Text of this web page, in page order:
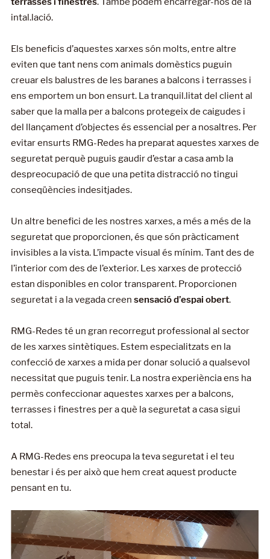
intal.lació.
Els beneficis d’aquestes xarxes són molts, entre altre
eviten que tant nens com animals domèstics puguin
creuar els balustres de les baranes a balcons i terrasses i
ens emportem un bon ensurt. La tranquil.litat del client al
saber que la malla per a balcons protegeix de caigudes i
del llançament d’objectes és essencial per a nosaltres. Per
evitar ensurts RMG-Redes ha preparat aquestes xarxes de
seguretat perquè puguis gaudir d’estar a casa amb la
despreocupació de que una petita distracció no tingui
conseqüències indesitjades.
Un altre benefici de les nostres xarxes, a més a més de la
seguretat que proporcionen, és que són pràcticament
invisibles a la vista. L’impacte visual és mínim. Tant des de
l’interior com des de l’exterior. Les xarxes de protecció
estan disponibles en color transparent. Proporcionen
seguretat i a la vegada creen sensació d’espai obert.
RMG-Redes té un gran recorregut professional al sector
de les xarxes sintètiques. Estem especialitzats en la
confecció de xarxes a mida per donar solució a qualsevol
necessitat que puguis tenir. La nostra experiència ens ha
permès confeccionar aquestes xarxes per a balcons,
terrasses i finestres per a què la seguretat a casa sigui
total.
A RMG-Redes ens preocupa la teva seguretat i el teu
benestar i és per això que hem creat aquest producte
pensant en tu.